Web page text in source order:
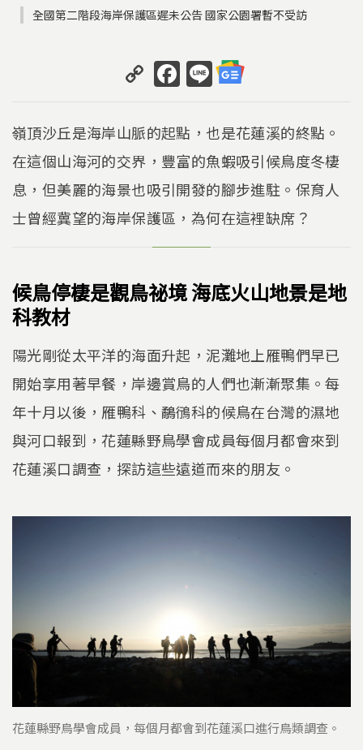
全國第二階段海岸保護區遲未公告 國家公園署暫不受訪
C
o
p
y
Li
n
k
F
a
c
e
b
o
o
k
Li
n
e
嶺頂沙丘是海岸山脈的起點，也是花蓮溪的終點。
在這個山海河的交界，豐富的魚蝦吸引候鳥度冬棲
息，但美麗的海景也吸引開發的腳步進駐。保育人
士曾經冀望的海岸保護區，為何在這裡缺席？
候鳥停棲是觀鳥祕境 海底火山地景是地
科教材
陽光剛從太平洋的海面升起，泥灘地上雁鴨們早已
開始享用著早餐，岸邊賞鳥的人們也漸漸聚集。每
年十月以後，雁鴨科、鷸鴴科的候鳥在台灣的濕地
與河口報到，花蓮縣野鳥學會成員每個月都會來到
花蓮溪口調查，探訪這些遠道而來的朋友。
花蓮縣野鳥學會成員，每個月都會到花蓮溪口進行鳥類調查。